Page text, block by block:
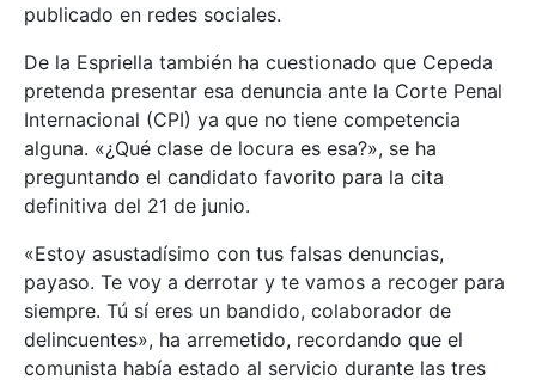
publicado en redes sociales.
De la Espriella también ha cuestionado que Cepeda
pretenda presentar esa denuncia ante la Corte Penal
Internacional (CPI) ya que no tiene competencia
alguna. «¿Qué clase de locura es esa?», se ha
preguntando el candidato favorito para la cita
definitiva del 21 de junio.
«Estoy asustadísimo con tus falsas denuncias,
payaso. Te voy a derrotar y te vamos a recoger para
siempre. Tú sí eres un bandido, colaborador de
delincuentes», ha arremetido, recordando que el
comunista había estado al servicio durante las tres